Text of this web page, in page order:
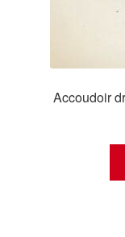
Accoudoir